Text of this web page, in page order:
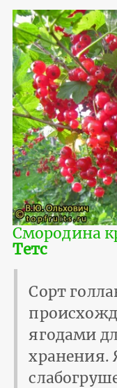
Смородина
Тетс
Сорт
ягодами
хранения.